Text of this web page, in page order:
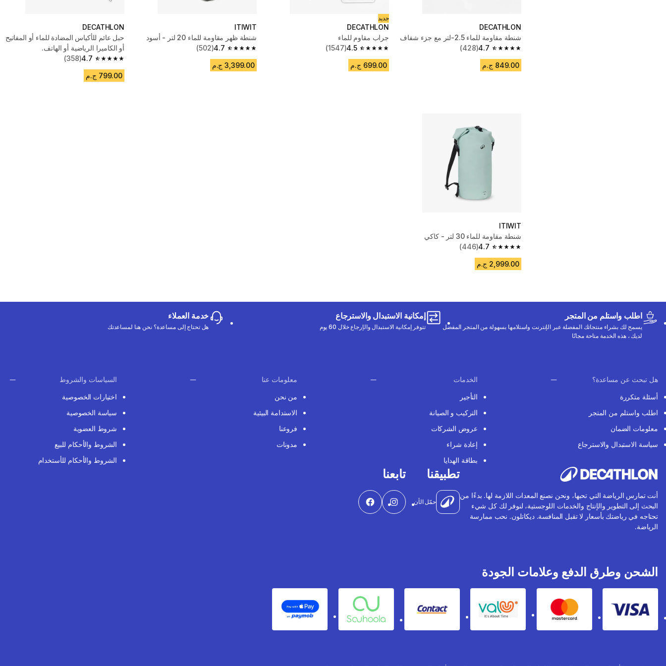
DECATHLON
شنطة مقاومة للماء 2.5-لتر مع جزء شفاف
4.7
4.7 out of 5 stars from 428 reviews
(428)
849.00 ج.م
جديد
DECATHLON
جراب مقاوم للماء
4.5
4.5 out of 5 stars from 1547 reviews
(1547)
699.00 ج.م
ITIWIT
شنطة ظهر مقاومة للماء 20 لتر - أسود
4.7
4.7 out of 5 stars from 502 reviews
(502)
3,399.00 ج.م
DECATHLON
حبل عائم للأكياس المضادة للماء أو المفاتيح
أو الكاميرا الرياضية أو الهاتف.
4.7
4.7 out of 5 stars from 358 reviews
(358)
799.00 ج.م
ITIWIT
شنطة مقاومة للماء 30 لتر - كاكي
4.7
4.7 out of 5 stars from 446 reviews
(446)
2,999.00 ج.م
اطلب واستلم من المتجر
يسمح لك بشراء منتجاتك المفضلة عبر الإنترنت واستلامها بسهولة من المتجر المفضل
لديك ، هذه الخدمة متاحة مجانًا
إمكانية الاستبدال والاسترجاع
تتوفر إمكانية الاستبدال والإرجاع خلال 60 يوم
خدمة العملاء
هل تحتاج إلى مساعدة؟ نحن هنا لمساعدتك
هل تبحث عن مساعدة؟
أسئلة متكررة
اطلب واستلم من المتجر
معلومات الضمان
سياسة الاستبدال والاسترجاع
الخدمات
التأجير
التركيب و الصيانة
عروض الشركات
إعادة شراء
بطاقة الهدايا
معلومات عنا
من نحن
الاستدامة البيئية
فروعنا
مدونات
السياسات والشروط
اختيارات الخصوصية
سياسة الخصوصية
شروط العضوية
الشروط والأحكام للبيع
الشروط والأحكام للأستخدام
أنت تمارس الرياضة التي تحبها، ونحن نصنع المعدات اللازمة لها. بدءًا من
البحث إلى التطوير والإنتاج والخدمات اللوجستية، لنوفر لك كل شيء
تحتاجه في رياضتك بأسعار لا تقبل المنافسة. ديكاتلون. نحب ممارسة
الرياضة.
تطبيقنا
حمّل الأن
تابعنا
الشحن وطرق الدفع وعلامات الجودة
Visa
Mastercard
Valu
Contact
Souhoola
Apple Pay